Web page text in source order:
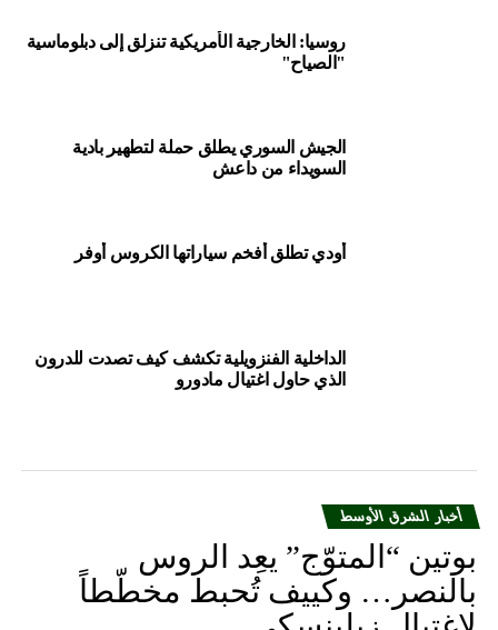
المصدر: صحيفة سبق الالكترونية
يقتلان والدتهما بوحشية!
روسيا: الخارجية الأمريكية تنزلق إلى دبلوماسية
"الصياح"
الجيش السوري يطلق حملة لتطهير بادية
السويداء من داعش
أودي تطلق أفخم سياراتها الكروس أوفر
الداخلية الفنزويلية تكشف كيف تصدت للدرون
الذي حاول اغتيال مادورو
أخبار الشرق الأوسط
بوتين “المتوّج” يعِد الروس
بالنصر… وكييف تُحبط مخطّطاً